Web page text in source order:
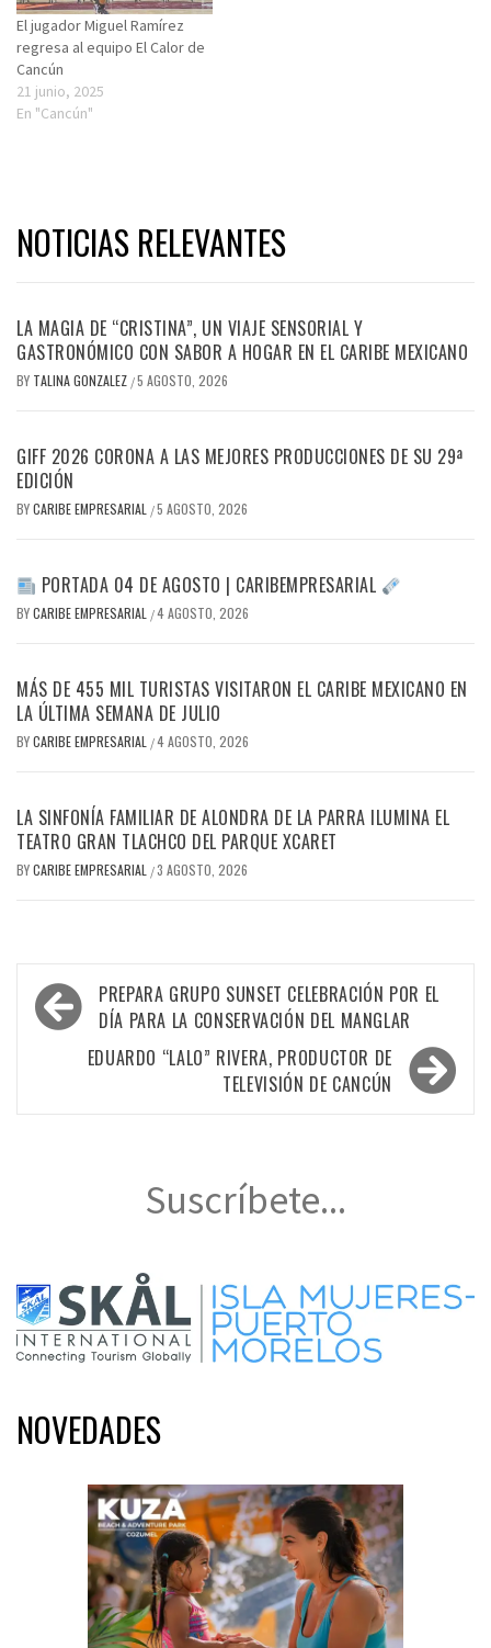
El jugador Miguel Ramírez
regresa al equipo El Calor de
Cancún
21 junio, 2025
En "Cancún"
NOTICIAS RELEVANTES
LA MAGIA DE “CRISTINA”, UN VIAJE SENSORIAL Y
GASTRONÓMICO CON SABOR A HOGAR EN EL CARIBE MEXICANO
BY TALINA GONZALEZ /5 AGOSTO, 2026
GIFF 2026 CORONA A LAS MEJORES PRODUCCIONES DE SU 29ª
EDICIÓN
BYCARIBE EMPRESARIAL /5 AGOSTO, 2026
PORTADA 04 DE AGOSTO | CARIBEMPRESARIAL
BYCARIBE EMPRESARIAL /4 AGOSTO, 2026
MÁS DE 455 MIL TURISTAS VISITARON EL CARIBE MEXICANO EN
LA ÚLTIMA SEMANA DE JULIO
BYCARIBE EMPRESARIAL /4 AGOSTO, 2026
LA SINFONÍA FAMILIAR DE ALONDRA DE LA PARRA ILUMINA EL
TEATRO GRAN TLACHCO DEL PARQUE XCARET
BYCARIBE EMPRESARIAL /3 AGOSTO, 2026
Navegación
de
entradas
PREPARA GRUPO SUNSET CELEBRACIÓN POR EL
DÍA PARA LA CONSERVACIÓN DEL MANGLAR
EDUARDO “LALO” RIVERA, PRODUCTOR DE
TELEVISIÓN DE CANCÚN
Suscríbete...
NOVEDADES